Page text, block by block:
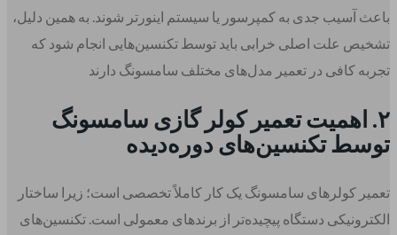
باعث آسیب جدی به کمپرسور یا سیستم اینورتر شوند. به همین دلیل،
تشخیص علت اصلی خرابی باید توسط تکنسین‌هایی انجام شود که
تجربه کافی در تعمیر مدل‌های مختلف سامسونگ دارند
۲. اهمیت تعمیر کولر گازی سامسونگ
توسط تکنسین‌های دوره‌دیده
تعمیر کولرهای سامسونگ یک کار کاملاً تخصصی است؛ زیرا ساختار
الکترونیکی دستگاه پیچیده‌تر از برندهای معمولی است. تکنسین‌های